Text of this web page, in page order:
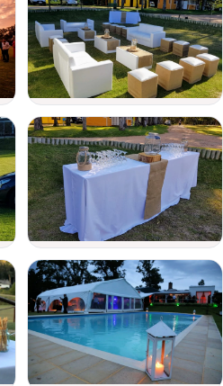
que te permita disfrutar antes,
EnChacra El Quijote, vas a vivir
acompañado por quienes más
o completá el formulario para
opciones de contratación.